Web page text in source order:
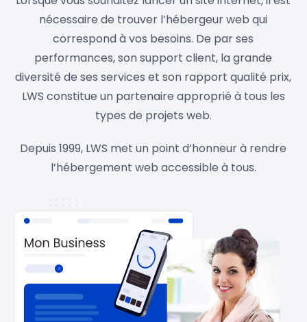
nécessaire de trouver l’hébergeur web qui
correspond à vos besoins. De par ses
performances, son support client, la grande
diversité de ses services et son rapport qualité prix,
LWS constitue un partenaire approprié à tous les
types de projets web.
Depuis 1999, LWS met un point d’honneur à rendre
l’hébergement web accessible à tous.